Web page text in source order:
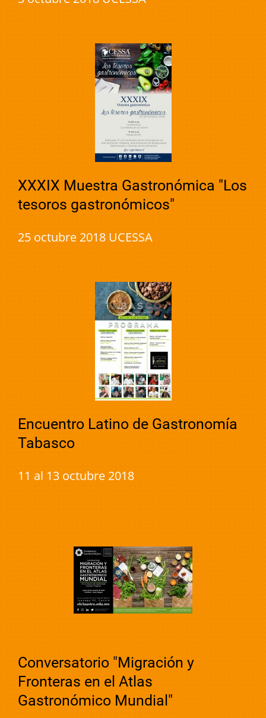
XXXIX Muestra Gastronómica "Los
tesoros gastronómicos"
25 octubre 2018 UCESSA
Encuentro Latino de Gastronomía
Tabasco
11 al 13 octubre 2018
Conversatorio "Migración y
Fronteras en el Atlas
Gastronómico Mundial"